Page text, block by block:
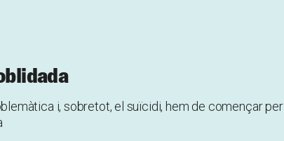
i, sobretot, el suïcidi, hem de començar per